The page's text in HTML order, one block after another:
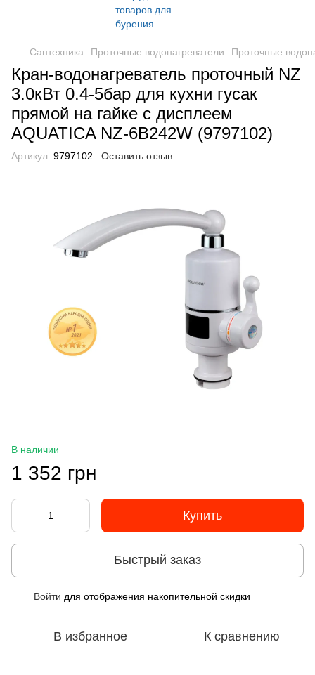
Сантехника Проточные водонагреватели Проточные
Кран-водонагреватель проточный NZ
3.0кВт 0.4-5бар для кухни гусак
прямой на гайке с дисплеем
AQUATICA NZ-6B242W (9797102)
Артикул: 9797102 Оставить отзыв
В наличии
1 352 грн
Купить
Быстрый заказ
Войти для отображения накопительной скидки
В избранное К сравнению